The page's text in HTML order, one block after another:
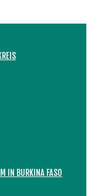
IN BURKINA FASO